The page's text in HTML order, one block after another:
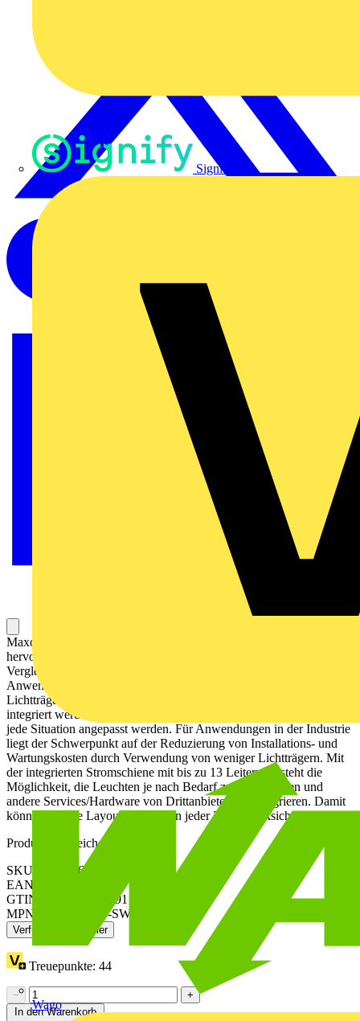
Signify
Wago
Maxos fusion ist ein anpassbares LED-Lichtbandsystem, das eine
hervorragende Lichtqualität bietet, während die Energiekosten im
Vergleich zu Leuchtstofflampen mehr als halbiert werden. Für
Anwendungen im Einzelhandel könnendie Flächenleuchte StoreSet,
Lichtträger und unterschiedliche Strahler in das Tragschienensystem
integriert werden. Durch diese Flexibilität kann die Beleuchtung an
jede Situation angepasst werden. Für Anwendungen in der Industrie
liegt der Schwerpunkt auf der Reduzierung von Installations- und
Wartungskosten durch Verwendung von weniger Lichtträgern. Mit
der integrierten Stromschiene mit bis zu 13 Leitern entsteht die
Möglichkeit, die Leuchten je nach Bedarf zu positionieren und
andere Services/Hardware von Drittanbietern zu integrieren. Damit
können spätere Layoutänderungen jeder Zeit berücksichtigt werden.
Produktkennzeichen
SKU: 8718696374511
EAN: 8718696374511
GTIN: 8718696383391
MPN: LL500Z MB-SW WH
Verfügbar: 2 Händler
Treuepunkte: 44
−
+
In den Warenkorb